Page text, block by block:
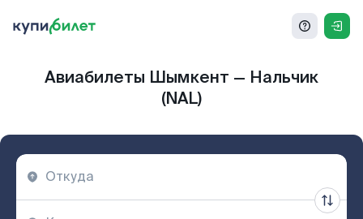
Авиабилеты Шымкент — Нальчик
(NAL)